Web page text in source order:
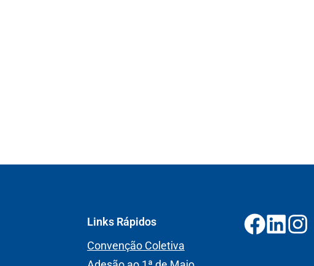
Links Rápidos
Convenção Coletiva